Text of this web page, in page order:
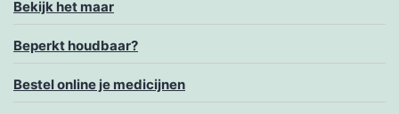
Bekijk het maar
Beperkt houdbaar?
Bestel online je medicijnen